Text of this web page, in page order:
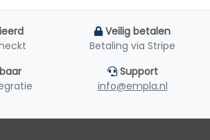
Veilig betalen
Betaling via Stripe
Support
info@empla.nl